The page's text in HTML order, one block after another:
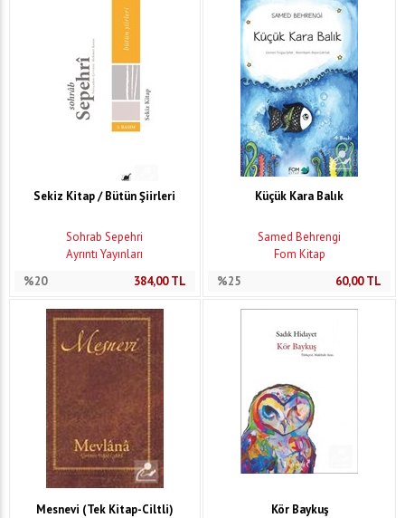
Sekiz Kitap / Bütün Şiirleri
Sohrab Sepehri
Ayrıntı Yayınları
%20
384,00TL
Küçük Kara Balık
Samed Behrengi
Fom Kitap
%25
60,00TL
Mesnevi (Tek Kitap-Ciltli) Kör Baykuş